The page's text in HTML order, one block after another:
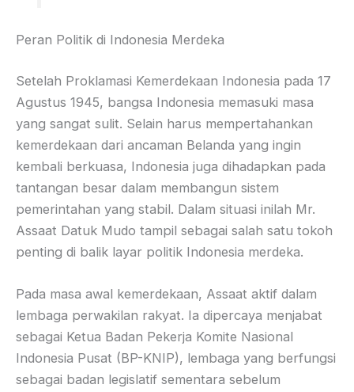
Peran Politik di Indonesia Merdeka
Setelah Proklamasi Kemerdekaan Indonesia pada 17
Agustus 1945, bangsa Indonesia memasuki masa
yang sangat sulit. Selain harus mempertahankan
kemerdekaan dari ancaman Belanda yang ingin
kembali berkuasa, Indonesia juga dihadapkan pada
tantangan besar dalam membangun sistem
pemerintahan yang stabil. Dalam situasi inilah Mr.
Assaat Datuk Mudo tampil sebagai salah satu tokoh
penting di balik layar politik Indonesia merdeka.
Pada masa awal kemerdekaan, Assaat aktif dalam
lembaga perwakilan rakyat. Ia dipercaya menjabat
sebagai Ketua Badan Pekerja Komite Nasional
Indonesia Pusat (BP-KNIP), lembaga yang berfungsi
sebagai badan legislatif sementara sebelum